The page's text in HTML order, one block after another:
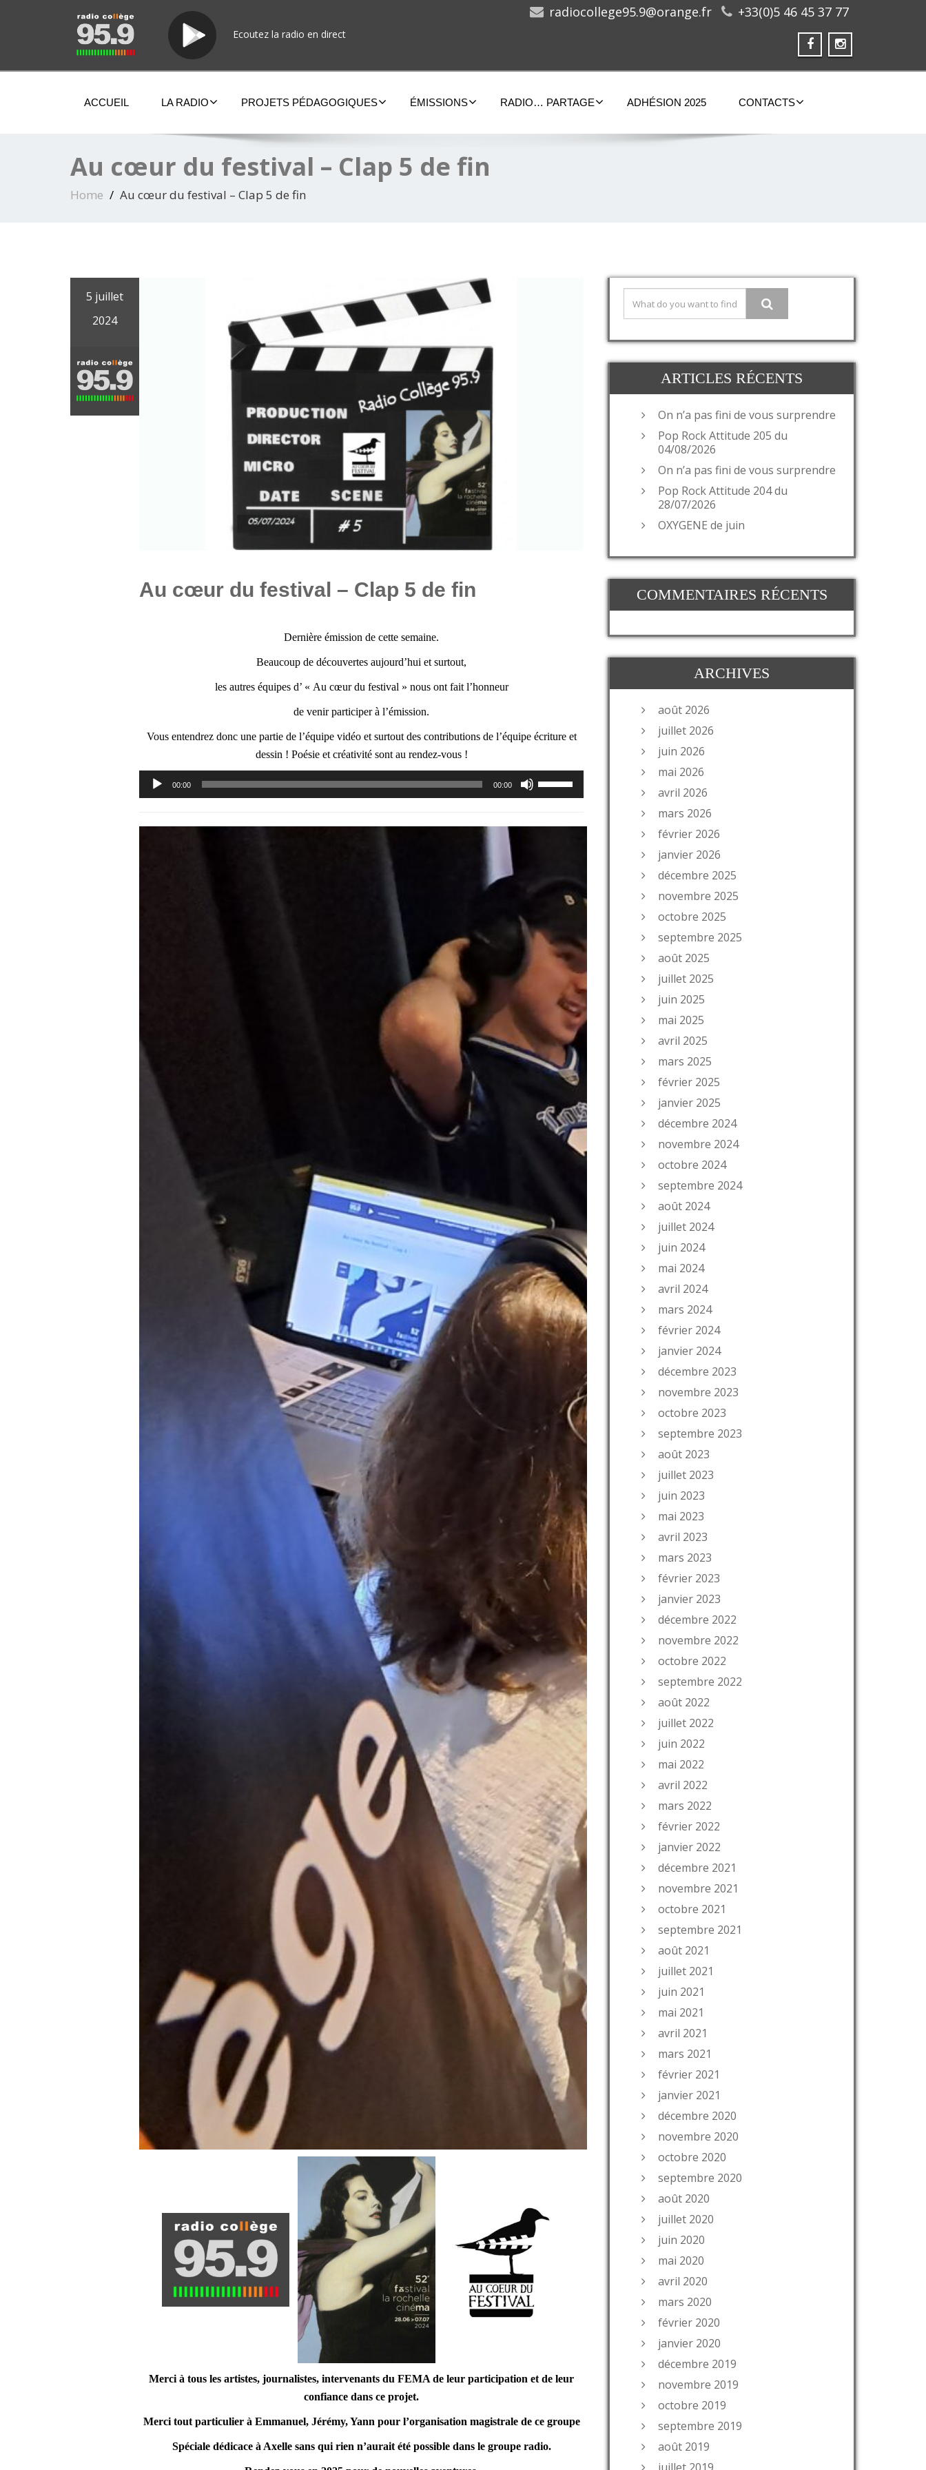
Ecoutez la radio en direct
radiocollege95.9@orange.fr +33(0)5 46 45 37 77
ACCUEIL LA RADIO PROJETS PÉDAGOGIQUES ÉMISSIONS RADIO… PARTAGE ADHÉSION 2025 CONTACTS
Au cœur du festival – Clap 5 de fin
Home Au cœur du festival – Clap 5 de fin
5 juillet
2024
Au cœur du festival – Clap 5 de fin
Dernière émission de cette semaine.
Beaucoup de découvertes aujourd’hui et surtout,
les autres équipes d’ « Au cœur du festival » nous ont fait l’honneur
de venir participer à l’émission.
Vous entendrez donc une partie de l’équipe vidéo et surtout des contributions de l’équipe écriture et
dessin ! Poésie et créativité sont au rendez-vous !
Lecteur
audio
00:00 00:00
les
volume.
Merci à tous les artistes, journalistes, intervenants du FEMA de leur participation et de leur
confiance dans ce projet.
Merci tout particulier à Emmanuel, Jérémy, Yann pour l’organisation magistrale de ce groupe
Spéciale dédicace à Axelle sans qui rien n’aurait été possible dans le groupe radio.
ARTICLES RÉCENTS
On n’a pas fini de vous surprendre
Pop Rock Attitude 205 du
04/08/2026
On n’a pas fini de vous surprendre
Pop Rock Attitude 204 du
28/07/2026
OXYGENE de juin
COMMENTAIRES RÉCENTS
ARCHIVES
août 2026
juillet 2026
juin 2026
mai 2026
avril 2026
mars 2026
février 2026
janvier 2026
décembre 2025
novembre 2025
octobre 2025
septembre 2025
août 2025
juillet 2025
juin 2025
mai 2025
avril 2025
mars 2025
février 2025
janvier 2025
décembre 2024
novembre 2024
octobre 2024
septembre 2024
août 2024
juillet 2024
juin 2024
mai 2024
avril 2024
mars 2024
février 2024
janvier 2024
décembre 2023
novembre 2023
octobre 2023
septembre 2023
août 2023
juillet 2023
juin 2023
mai 2023
avril 2023
mars 2023
février 2023
janvier 2023
décembre 2022
novembre 2022
octobre 2022
septembre 2022
août 2022
juillet 2022
juin 2022
mai 2022
avril 2022
mars 2022
février 2022
janvier 2022
décembre 2021
novembre 2021
octobre 2021
septembre 2021
août 2021
juillet 2021
juin 2021
mai 2021
avril 2021
mars 2021
février 2021
janvier 2021
décembre 2020
novembre 2020
octobre 2020
septembre 2020
août 2020
juillet 2020
juin 2020
mai 2020
avril 2020
mars 2020
février 2020
janvier 2020
décembre 2019
novembre 2019
octobre 2019
septembre 2019
août 2019